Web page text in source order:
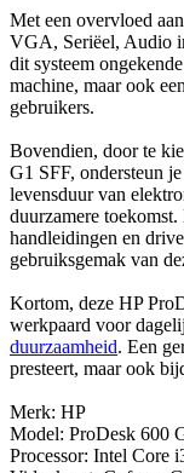
Met een overvloed
VGA, Seriëel, Audio
dit systeem
machine, maar ook
gebruikers.
Bovendien, door te
G1 SFF, ondersteun
levensduur van
duurzamere
handleidingen en
gebruiksgemak van
Kortom, deze HP
werkpaard voor
duurzaamheid. Een
presteert, maar ook
Merk: HP
Model: ProDesk 600
Processor: Intel Core